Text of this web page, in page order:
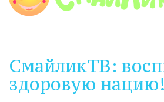
СмайликТВ:
здоровую нацию!